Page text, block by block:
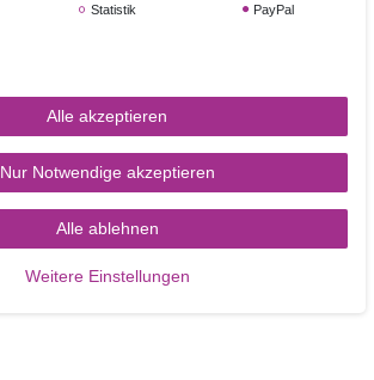
Statistik PayPal
Alle akzeptieren
Nur Notwendige akzeptieren
Alle ablehnen
Weitere Einstellungen